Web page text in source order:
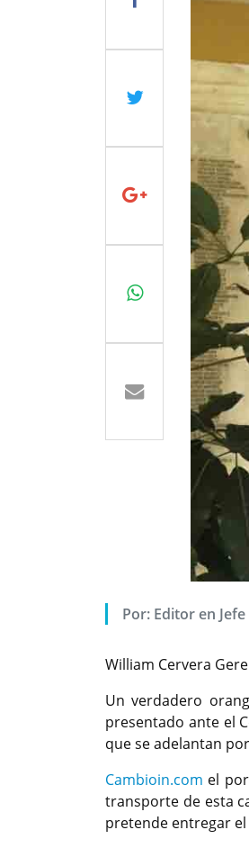
Por: Editor en
William Cervera
Un verdadero
presentado ante el
que se adelantan
Cambioin.com el
transporte de esta
pretende entregar